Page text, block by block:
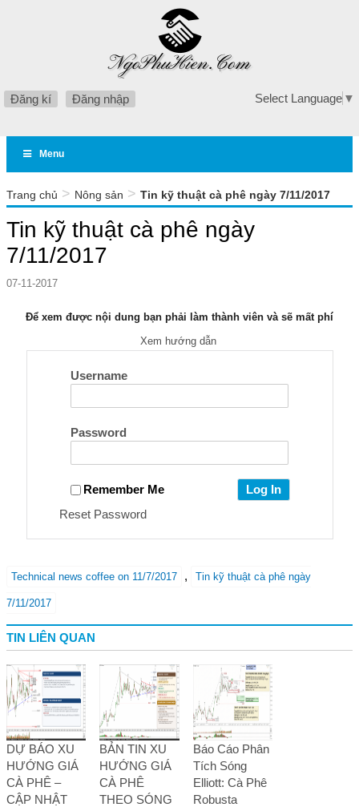
Đăng kí Đăng nhập Select Language ▼
Menu
Trang chủ > Nông sản > Tin kỹ thuật cà phê ngày 7/11/2017
Tin kỹ thuật cà phê ngày
7/11/2017
07-11-2017
Để xem được nội dung bạn phải làm thành viên và sẽ mất phí
Xem hướng dẫn
Username
Password
Remember Me
Reset Password
Technical news coffee on 11/7/2017 , Tin kỹ thuật cà phê ngày
7/11/2017
TIN LIÊN QUAN
DỰ BÁO XU
HƯỚNG GIÁ
CÀ PHÊ –
CẬP NHẬT
BẢN TIN XU
HƯỚNG GIÁ
CÀ PHÊ
THEO SÓNG
Báo Cáo Phân
Tích Sóng
Elliott: Cà Phê
Robusta